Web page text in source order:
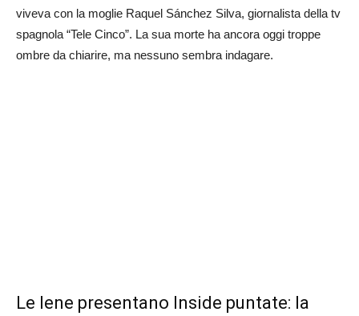
viveva con la moglie Raquel Sánchez Silva, giornalista della tv
spagnola “Tele Cinco”. La sua morte ha ancora oggi troppe
ombre da chiarire, ma nessuno sembra indagare.
Le Iene presentano Inside puntate: la